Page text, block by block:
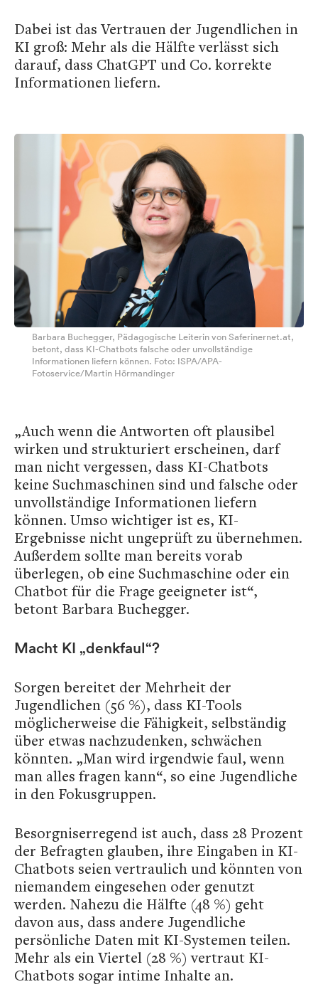
Dabei ist das Vertrauen der Jugendlichen in
KI groß: Mehr als die Hälfte verlässt sich
darauf, dass ChatGPT und Co. korrekte
Informationen liefern.
Barbara Buchegger, Pädagogische Leiterin von Saferinernet.at,
betont, dass KI-Chatbots falsche oder unvollständige
Informationen liefern können. Foto: ISPA/APA-
Fotoservice/Martin Hörmandinger
„Auch wenn die Antworten oft plausibel
wirken und strukturiert erscheinen, darf
man nicht vergessen, dass KI-Chatbots
keine Suchmaschinen sind und falsche oder
unvollständige Informationen liefern
können. Umso wichtiger ist es, KI-
Ergebnisse nicht ungeprüft zu übernehmen.
Außerdem sollte man bereits vorab
überlegen, ob eine Suchmaschine oder ein
Chatbot für die Frage geeigneter ist“,
betont Barbara Buchegger.
Macht KI „denkfaul“?
Sorgen bereitet der Mehrheit der
Jugendlichen (56 %), dass KI-Tools
möglicherweise die Fähigkeit, selbständig
über etwas nachzudenken, schwächen
könnten. „Man wird irgendwie faul, wenn
man alles fragen kann“, so eine Jugendliche
in den Fokusgruppen.
Besorgniserregend ist auch, dass 28 Prozent
der Befragten glauben, ihre Eingaben in KI-
Chatbots seien vertraulich und könnten von
niemandem eingesehen oder genutzt
werden. Nahezu die Hälfte (48 %) geht
davon aus, dass andere Jugendliche
persönliche Daten mit KI-Systemen teilen.
Mehr als ein Viertel (28 %) vertraut KI-
Chatbots sogar intime Inhalte an.